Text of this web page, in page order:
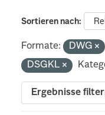
Sortieren nach
Formate: DWG
DSGKL
Ergebnisse